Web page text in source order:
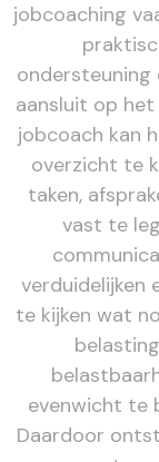
jobcoaching
aansluit op het
jobcoach kan
overzicht te
taken,
vast te
verduidelijken
te kijken wat
evenwicht te
Daardoor